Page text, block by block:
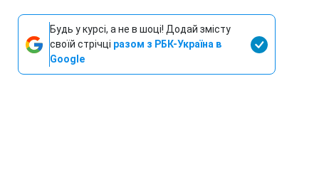
Будь у курсі, а не в шоці! Додай змісту
своїй стрічці разом з РБК-Україна в
Google